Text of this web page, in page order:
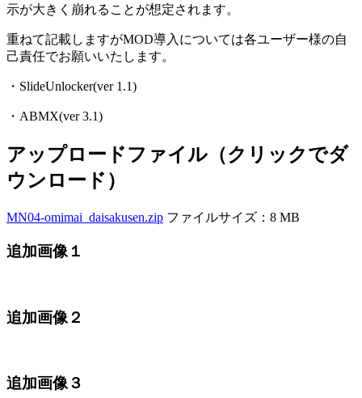
示が大きく崩れることが想定されます。
重ねて記載しますがMOD導入については各ユーザー様の自
己責任でお願いいたします。
・SlideUnlocker(ver 1.1)
・ABMX(ver 3.1)
アップロードファイル（クリックでダ
ウンロード）
MN04-omimai_daisakusen.zip ファイルサイズ：8 MB
追加画像１
追加画像２
追加画像３